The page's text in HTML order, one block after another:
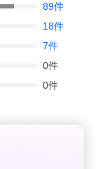
89件
18件
7件
0件
0件